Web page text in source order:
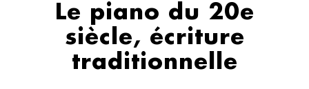
Le piano du 20e
siècle, écriture
traditionnelle